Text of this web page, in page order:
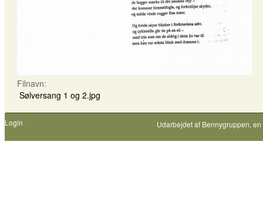
Filnavn:
Sølversang 1 og 2.jpg
Login Udarbejdet af Bennygruppen,